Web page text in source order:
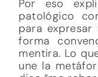
Por eso
patológico
para
forma
mentira. Lo
une la